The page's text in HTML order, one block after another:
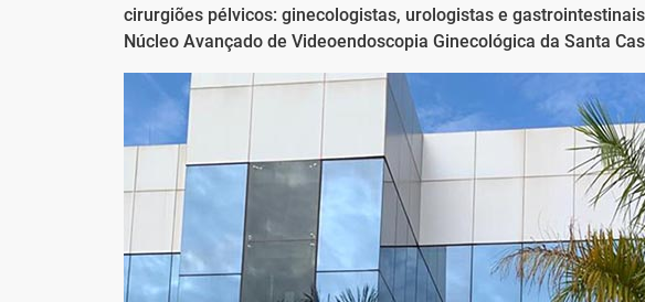
cirurgiões pélvicos: ginecologistas, urologistas e
Núcleo Avançado de Videoendoscopia Ginecológica da Santa